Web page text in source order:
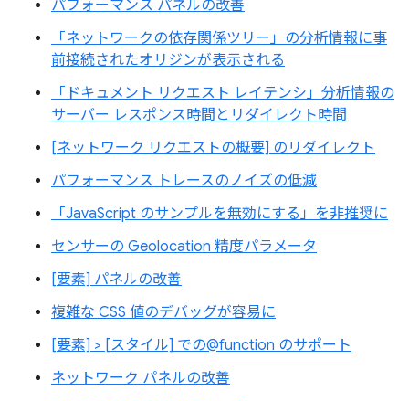
パフォーマンス パネルの改善
「ネットワークの依存関係ツリー」の分析情報に事
前接続されたオリジンが表示される
「ドキュメント リクエスト レイテンシ」分析情報の
サーバー レスポンス時間とリダイレクト時間
[ネットワーク リクエストの概要] のリダイレクト
パフォーマンス トレースのノイズの低減
「JavaScript のサンプルを無効にする」を非推奨に
センサーの Geolocation 精度パラメータ
[要素] パネルの改善
複雑な CSS 値のデバッグが容易に
[要素] > [スタイル] での@function のサポート
ネットワーク パネルの改善